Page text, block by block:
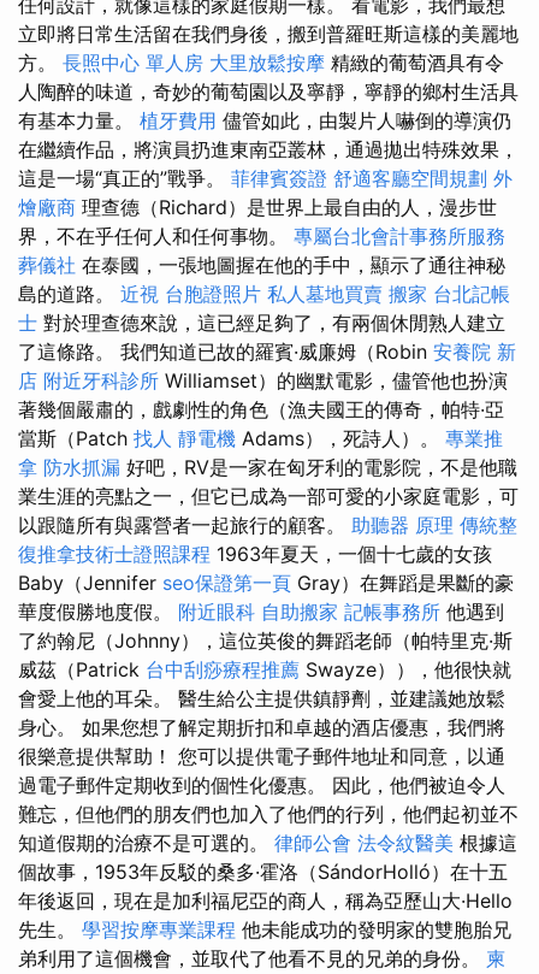
任何設計，就像這樣的家庭假期一樣。 看電影，我們最想
立即將日常生活留在我們身後，搬到普羅旺斯這樣的美麗地
方。 長照中心 單人房 大里放鬆按摩 精緻的葡萄酒具有令
人陶醉的味道，奇妙的葡萄園以及寧靜，寧靜的鄉村生活具
有基本力量。 植牙費用 儘管如此，由製片人嚇倒的導演仍
在繼續作品，將演員扔進東南亞叢林，通過拋出特殊效果，
這是一場“真正的”戰爭。 菲律賓簽證 舒適客廳空間規劃 外
燴廠商 理查德（Richard）是世界上最自由的人，漫步世
界，不在乎任何人和任何事物。 專屬台北會計事務所服務
葬儀社 在泰國，一張地圖握在他的手中，顯示了通往神秘
島的道路。 近視 台胞證照片 私人墓地買賣 搬家 台北記帳
士 對於理查德來說，這已經足夠了，有兩個休閒熟人建立
了這條路。 我們知道已故的羅賓·威廉姆（Robin 安養院 新
店 附近牙科診所 Williamset）的幽默電影，儘管他也扮演
著幾個嚴肅的，戲劇性的角色（漁夫國王的傳奇，帕特·亞
當斯（Patch 找人 靜電機 Adams），死詩人）。 專業推
拿 防水抓漏 好吧，RV是一家在匈牙利的電影院，不是他職
業生涯的亮點之一，但它已成為一部可愛的小家庭電影，可
以跟隨所有與露營者一起旅行的顧客。 助聽器 原理 傳統整
復推拿技術士證照課程 1963年夏天，一個十七歲的女孩
Baby（Jennifer seo保證第一頁 Gray）在舞蹈是果斷的豪
華度假勝地度假。 附近眼科 自助搬家 記帳事務所 他遇到
了約翰尼（Johnny），這位英俊的舞蹈老師（帕特里克·斯
威茲（Patrick 台中刮痧療程推薦 Swayze）），他很快就
會愛上他的耳朵。 醫生給公主提供鎮靜劑，並建議她放鬆
身心。 如果您想了解定期折扣和卓越的酒店優惠，我們將
很樂意提供幫助！ 您可以提供電子郵件地址和同意，以通
過電子郵件定期收到的個性化優惠。 因此，他們被迫令人
難忘，但他們的朋友們也加入了他們的行列，他們起初並不
知道假期的治療不是可選的。 律師公會 法令紋醫美 根據這
個故事，1953年反駁的桑多·霍洛（SándorHolló）在十五
年後返回，現在是加利福尼亞的商人，稱為亞歷山大·Hello
先生。 學習按摩專業課程 他未能成功的發明家的雙胞胎兄
弟利用了這個機會，並取代了他看不見的兄弟的身份。 柬